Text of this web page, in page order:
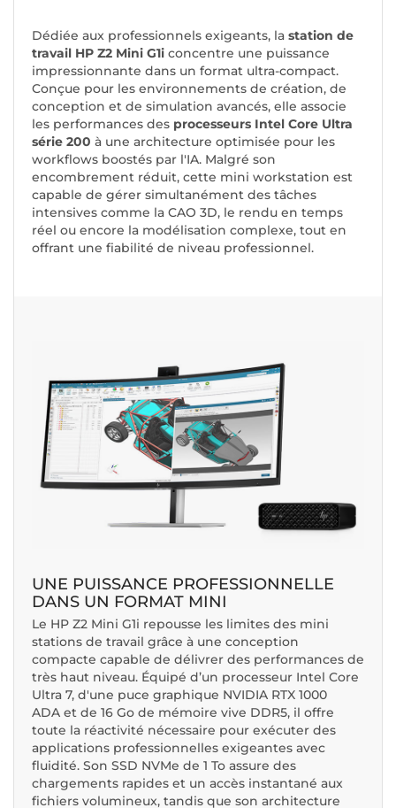
Dédiée aux professionnels exigeants, la station de
travail HP Z2 Mini G1i concentre une puissance
impressionnante dans un format ultra-compact.
Conçue pour les environnements de création, de
conception et de simulation avancés, elle associe
les performances des processeurs Intel Core Ultra
série 200 à une architecture optimisée pour les
workflows boostés par l'IA. Malgré son
encombrement réduit, cette mini workstation est
capable de gérer simultanément des tâches
intensives comme la CAO 3D, le rendu en temps
réel ou encore la modélisation complexe, tout en
offrant une fiabilité de niveau professionnel.
UNE PUISSANCE PROFESSIONNELLE
DANS UN FORMAT MINI
Le HP Z2 Mini G1i repousse les limites des mini
stations de travail grâce à une conception
compacte capable de délivrer des performances de
très haut niveau. Équipé d’un processeur Intel Core
Ultra 7, d'une puce graphique NVIDIA RTX 1000
ADA et de 16 Go de mémoire vive DDR5, il offre
toute la réactivité nécessaire pour exécuter des
applications professionnelles exigeantes avec
fluidité. Son SSD NVMe de 1 To assure des
chargements rapides et un accès instantané aux
fichiers volumineux, tandis que son architecture